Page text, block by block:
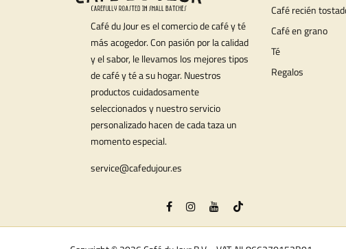
Café du Jour es el comercio de café y té
más acogedor. Con pasión por la calidad
y el sabor, le llevamos los mejores tipos
de café y té a su hogar. Nuestros
productos cuidadosamente
seleccionados y nuestro servicio
personalizado hacen de cada taza un
momento especial.
service@cafedujour.es
Café recién
Café en grano
Té
Regalos